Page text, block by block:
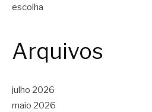
escolha
Arquivos
julho 2026
maio 2026